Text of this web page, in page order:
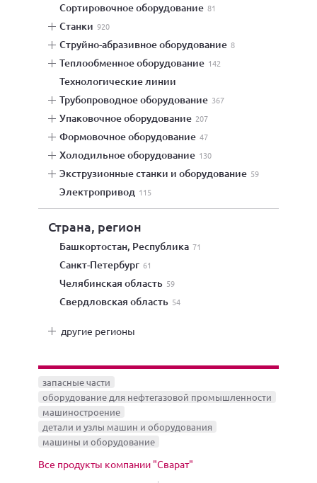
сортировочное оборудование 81
станки 920
струйно-абразивное оборудование 8
теплообменное оборудование 142
технологические линии
трубопроводное оборудование 367
упаковочное оборудование 207
формовочное оборудование 47
холодильное оборудование 130
экструзионные станки и оборудование 59
электропривод 115
Страна, регион
Башкортостан, Республика 71
Санкт-Петербург 61
Челябинская область 59
Свердловская область 54
другие регионы
запасные части
оборудование для нефтегазовой промышленности
машиностроение
детали и узлы машин и оборудования
машины и оборудование
Все продукты компании "Сварат"